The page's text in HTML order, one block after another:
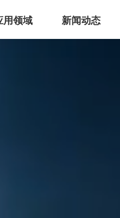
用领域 新闻动态